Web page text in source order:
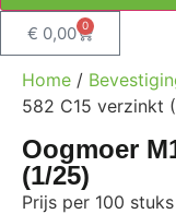
€ 0,00 0
Home /
582 C15 verzinkt
Oogmoer
(1/25)
Prijs per 100 stuks